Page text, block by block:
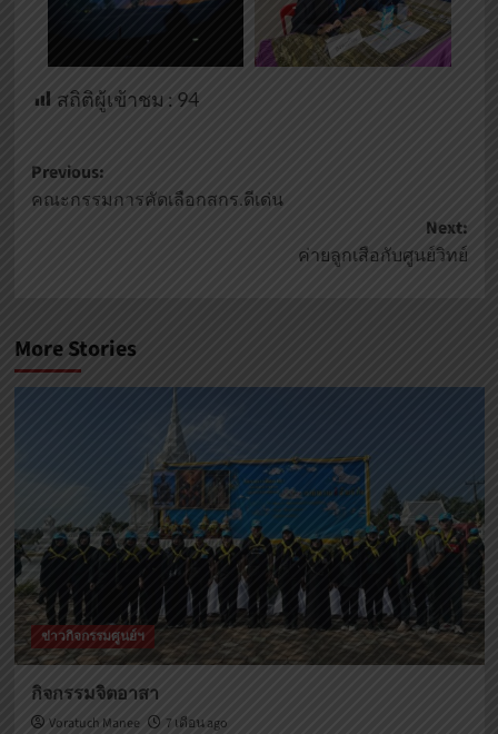
สถิติผู้เข้าชม : 94
Previous:
คณะกรรมการคัดเลือกสกร.ดีเด่น
Next:
ค่ายลูกเสือกับศูนย์วิทย์
More Stories
ข่าวกิจกรรมศูนย์ฯ
กิจกรรมจิตอาสา
Voratuch Manee 7 เดือน ago